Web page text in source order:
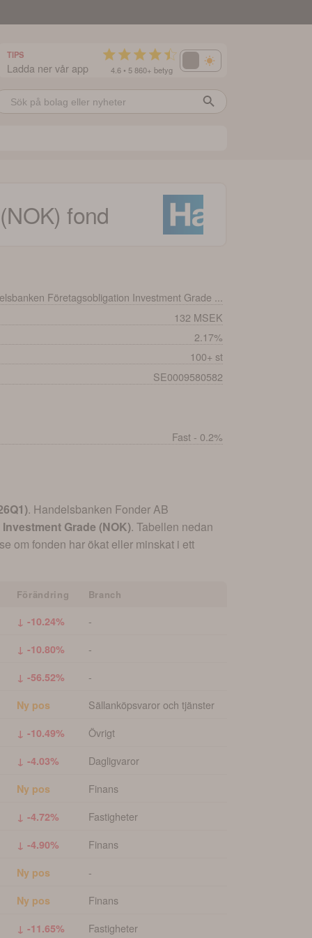
TIPS
Ladda ner vår app 4.6 • 5 860+ betyg
fond
Företagsobligation Investment Grade ...
132 MSEK
2.17%
100+ st
SE0009580582
Fast - 0.2%
). Handelsbanken Fonder AB
Grade (NOK). Tabellen nedan
om fonden har ökat eller minskat i ett
Förändring Branch
↓ -10.24% -
↓ -10.80% -
↓ -56.52% -
Ny pos Sällanköpsvaror och tjänster
↓ -10.49% Övrigt
↓ -4.03% Dagligvaror
Ny pos Finans
↓ -4.72% Fastigheter
↓ -4.90% Finans
Ny pos -
Ny pos Finans
↓ -11.65% Fastigheter